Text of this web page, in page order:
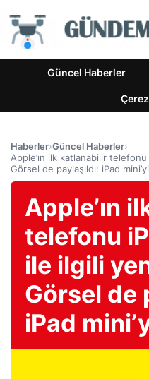
Güncel Haberler
Haberler›Güncel Haberler›
Apple’ın ilk katlanabilir
Görsel de paylaşıldı: iPad
Apple’ın
telefonu
ile ilgili
Görsel de
iPad